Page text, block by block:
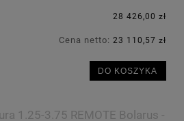
28 426,00 zł
Cena netto: 23 110,57 zł
DO KOSZYKA
1.25-3.75 REMOTE Bolarus -